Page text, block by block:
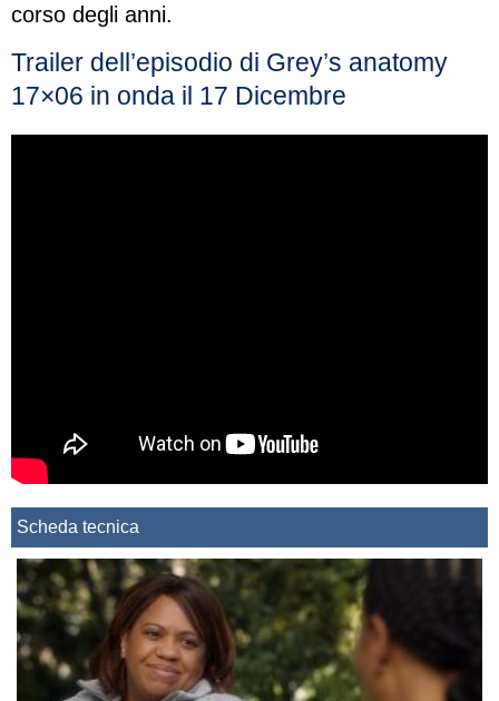
corso degli anni.
Trailer dell’episodio di Grey’s anatomy
17×06 in onda il 17 Dicembre
Scheda tecnica